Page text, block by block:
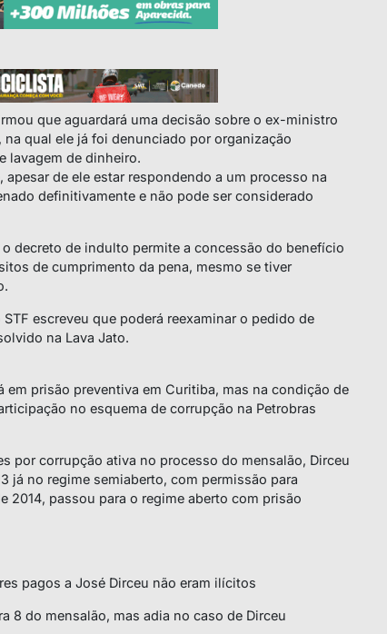
que aguardará uma decisão sobre o ex-ministro
na qual ele já foi denunciado por organização
lavagem de dinheiro.
apesar de ele estar respondendo a um processo na
definitivamente e não pode ser considerado
decreto de indulto permite a concessão do benefício
de cumprimento da pena, mesmo se tiver
escreveu que poderá reexaminar o pedido de
na Lava Jato.
prisão preventiva em Curitiba, mas na condição de
no esquema de corrupção na Petrobras
por corrupção ativa no processo do mensalão, Dirceu
já no regime semiaberto, com permissão para
2014, passou para o regime aberto com prisão
pagos a José Dirceu não eram ilícitos
8 do mensalão, mas adia no caso de Dirceu